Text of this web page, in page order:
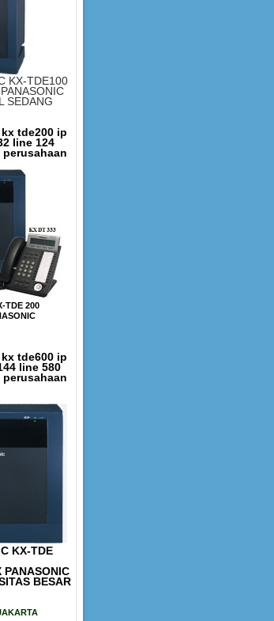
KX-TDE100
SEDANG
tde200 ip
line 124
TDE 200
tde600 ip
line 580
KX-TDE
PANASONIC
BESAR